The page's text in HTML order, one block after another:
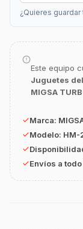
¿Quieres
Este equipo
Juguetes
MIGSA
Marca:
Modelo: HM-
Envíos a
¿En